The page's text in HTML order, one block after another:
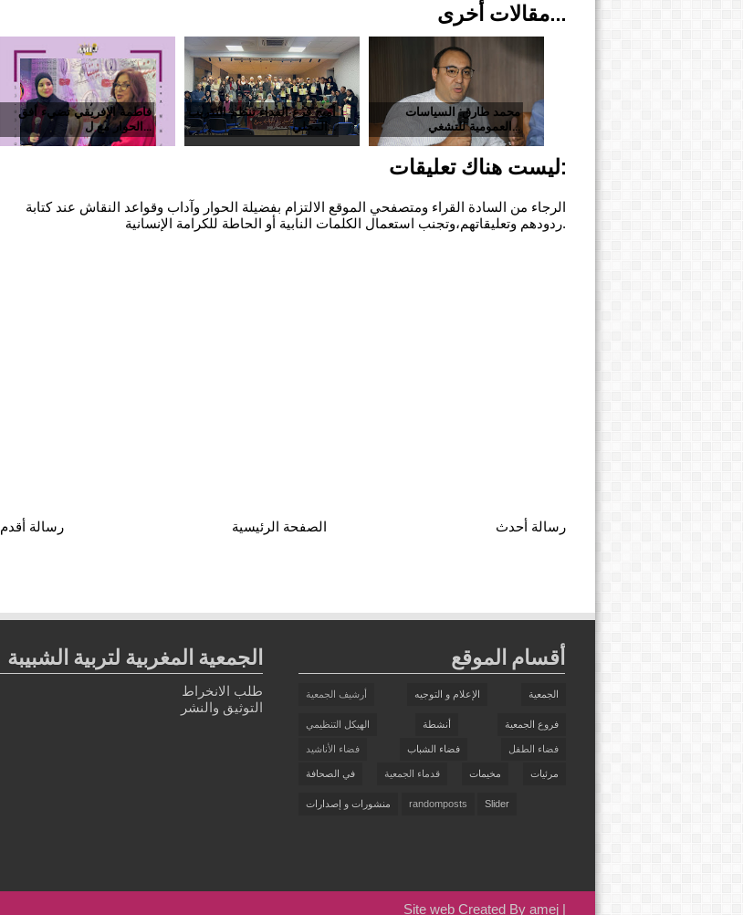
مقالات أخرى...
فاطمة الإفريقي تضيء أفق
الحوار مع ل...
أميج فرع الفداء تنظم التدريب
المحلي...
محمد طارق: السياسات
العمومية للتشغي...
ليست هناك تعليقات:
الرجاء من السادة القراء ومتصفحي الموقع الالتزام بفضيلة الحوار وآداب وقواعد النقاش عند كتابة
ردودهم وتعليقاتهم،وتجنب استعمال الكلمات النابية أو الحاطة للكرامة الإنسانية.
رسالة أحدث رسالة أقدم الصفحة الرئيسية
الجمعية المغربية لتربية الشبيبة
طلب الانخراط
التوثيق والنشر
أقسام الموقع
أرشيف الجمعية الإعلام و التوجيه الجمعية
الهيكل التنظيمي أنشطة فروع الجمعية
فضاء الأناشيد فضاء الشباب فضاء الطفل
في الصحافة قدماء الجمعية مخيمات مرئيات
منشورات و إصدارات randomposts Slider
Site web Created By amej |